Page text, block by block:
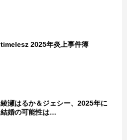
timelesz 2025年炎上事件簿
綾瀬はるか＆ジェシー、2025年に
結婚の可能性は…